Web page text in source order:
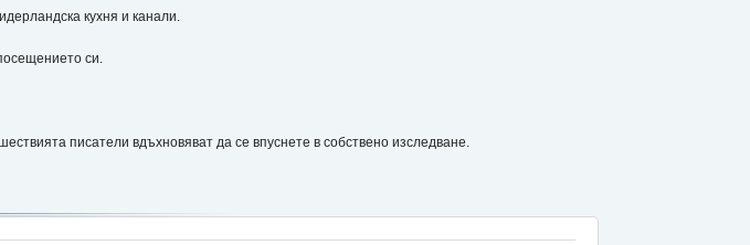
кухня и канали.
си.
писатели вдъхновяват да се впуснете в собствено изследване.